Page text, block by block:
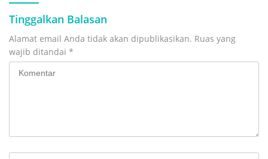
Tinggalkan Balasan
Alamat email Anda tidak akan dipublikasikan. Ruas yang
wajib ditandai *